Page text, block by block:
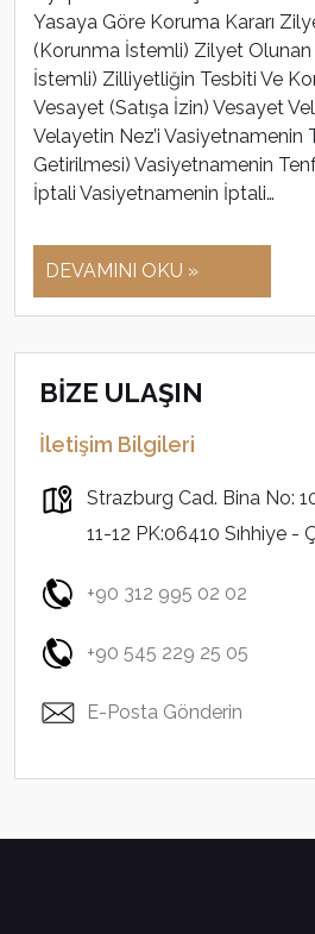
Yasaya Göre Koruma Kararı
(Korunma İstemli) Zilyet Olunan
İstemli) Zilliyetliğin Tesbiti Ve
Vesayet (Satışa İzin) Vesayet
Velayetin Nez’i Vasiyetnamenin
Getirilmesi) Vasiyetnamenin
İptali Vasiyetnamenin İptali…
DEVAMINI OKU »
BİZE ULAŞIN
İletişim Bilgileri
Strazburg Cad. Bina No:
11-12 PK:06410 Sıhhiye -
+90 312 995 02 02
+90 545 229 25 05
E-Posta Gönderin